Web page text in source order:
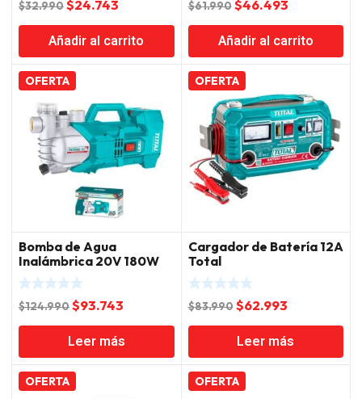
$32.990El
precio
original
era:
$32.990.
$24.743
precio
actual
es:
Añadir al carrito
$61.990 El
precio
original
era:
$61.990.
$46.493El
precio
actual
es:
Añadir al carrito
OFERTA
Bomba de Agua
Inalámbrica 20V 180W
47 L/min Total
$124.990El
precio
original
era:
$93.743
precio
actual
es:
Leer más
OFERTA
Cargador de Batería 12A
Total
$83.990 El
precio
original
era:
$83.990.
$62.993El
precio
actual
es:
Leer más
OFERTA OFERTA